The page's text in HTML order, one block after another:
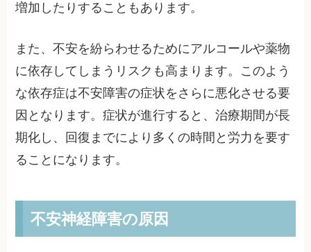
増加したりすることもあります。
また、不安を紛らわせるためにアルコールや薬物
に依存してしまうリスクも高まります。このよう
な依存症は不安障害の症状をさらに悪化させる要
因となります。症状が進行すると、治療期間が長
期化し、回復までにより多くの時間と労力を要す
ることになります。
不安神経障害の原因